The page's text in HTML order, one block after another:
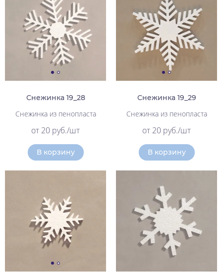
Снежинка 19_28
Снежинка из пенопласта
от 20 руб./шт
В корзину
Снежинка 19_29
Снежинка из пенопласта
от 20 руб./шт
В корзину